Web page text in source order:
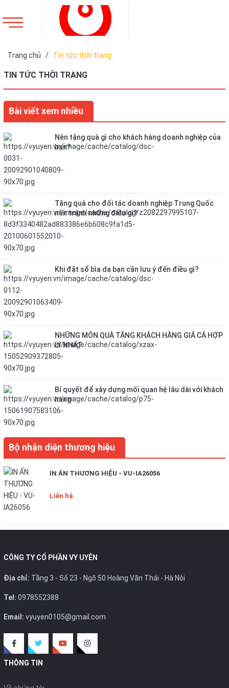
Trang chủ / Tin tức thời trang
Bài viết xem nhiều
Nên tặng quà gì cho khách hàng doanh nghiệp của
bạn?
Tặng quà cho đối tác doanh nghiệp Trung Quốc
nên tránh những điều gì?
Khi đặt sổ bìa da bạn cần lưu ý đến điều gì?
NHỮNG MÓN QUÀ TẶNG KHÁCH HÀNG GIÁ CẢ HỢP
LÝ NHẤT
Bí quyết để xây dựng mối quan hệ lâu dài với khách
hàng
Bộ nhận diện thương hiệu
IN ẤN THƯƠNG HIỆU - VU-IA26056
Liên hệ
TIN TỨC THỜI TRANG
CÔNG TY CỔ PHẦN VY UYÊN
Địa chỉ: Tầng 3 - Số 23 - Ngõ 50 Hoàng Văn Thái - Hà Nội
Tel: 0978552388
Email: vyuyen0105@gmail.com
THÔNG TIN